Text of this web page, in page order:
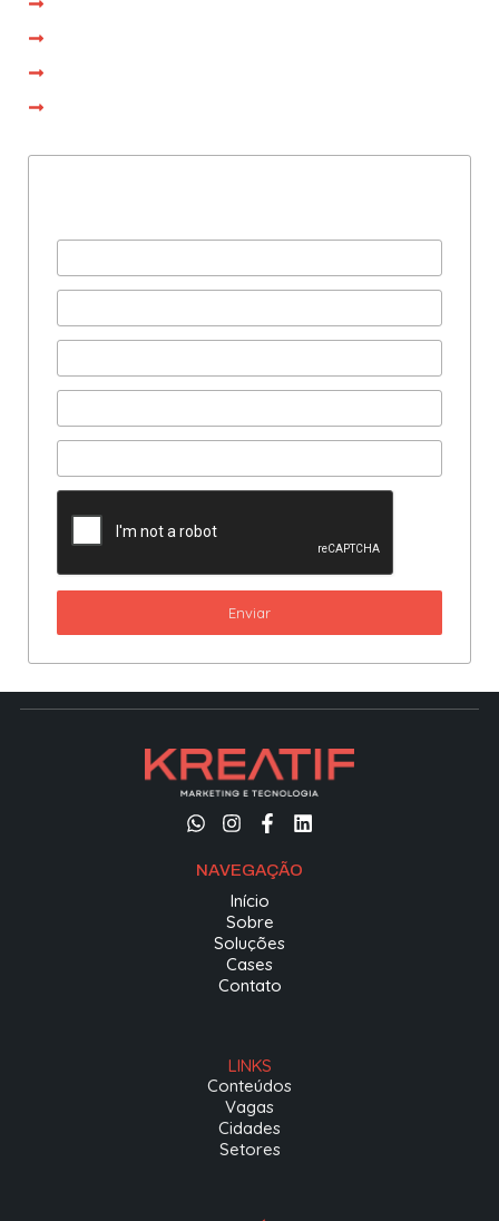
Enviar
NAVEGAÇÃO
Início
Sobre
Soluções
Cases
Contato
LINKS
Conteúdos
Vagas
Cidades
Setores